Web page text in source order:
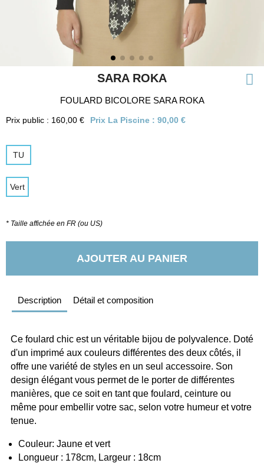
SARA ROKA
FOULARD BICOLORE SARA ROKA
Prix public : 160,00 € Prix La Piscine : 90,00 €
TU
Vert
* Taille affichée en FR (ou US)
AJOUTER AU PANIER
Description Détail et composition
Ce foulard chic est un véritable bijou de polyvalence. Doté
d'un imprimé aux couleurs différentes des deux côtés, il
offre une variété de styles en un seul accessoire. Son
design élégant vous permet de le porter de différentes
manières, que ce soit en tant que foulard, ceinture ou
même pour embellir votre sac, selon votre humeur et votre
tenue.
Couleur: Jaune et vert
Longueur : 178cm, Largeur : 18cm